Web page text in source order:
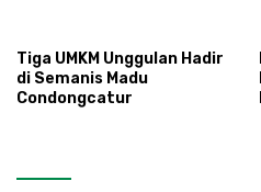
Tiga UMKM Unggulan Hadir
di Semanis Madu
Condongcatur